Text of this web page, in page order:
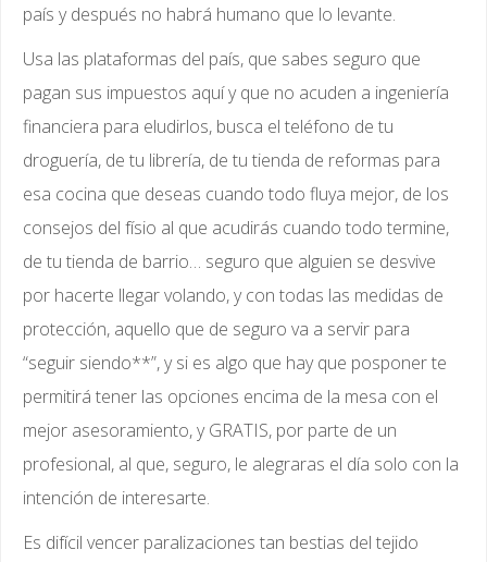
país y después no habrá humano que lo levante.
Usa las plataformas del país, que sabes seguro que
pagan sus impuestos aquí y que no acuden a ingeniería
financiera para eludirlos, busca el teléfono de tu
droguería, de tu librería, de tu tienda de reformas para
esa cocina que deseas cuando todo fluya mejor, de los
consejos del físio al que acudirás cuando todo termine,
de tu tienda de barrio… seguro que alguien se desvive
por hacerte llegar volando, y con todas las medidas de
protección, aquello que de seguro va a servir para
“seguir siendo**”, y si es algo que hay que posponer te
permitirá tener las opciones encima de la mesa con el
mejor asesoramiento, y GRATIS, por parte de un
profesional, al que, seguro, le alegraras el día solo con la
intención de interesarte.
Es difícil vencer paralizaciones tan bestias del tejido